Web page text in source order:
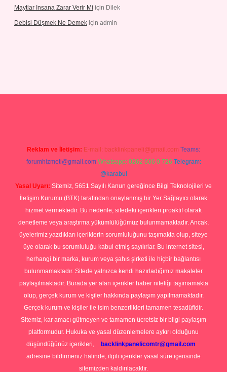
Maytlar Insana Zarar Verir Mi için Dilek
Debisi Düşmek Ne Demek için admin
Reklam ve İletişim: E-mail: backlinkpaneli@gmail.com Teams:
forumhizmeti@gmail.com Whatsapp: 0262 606 0 726 Telegram:
@karabul
Yasal Uyarı: Sitemiz, 5651 Sayılı Kanun gereğince Bilgi Teknolojileri ve
İletişim Kurumu (BTK) tarafından onaylanmış bir Yer Sağlayıcı olarak
hizmet vermektedir. Bu nedenle, sitedeki içerikleri proaktif olarak
denetleme veya araştırma yükümlülüğümüz bulunmamaktadır. Ancak,
üyelerimiz yazdıkları içeriklerin sorumluluğunu taşımakta olup, siteye
üye olarak bu sorumluluğu kabul etmiş sayılırlar. Bu internet sitesi,
herhangi bir marka, kurum veya şahıs şirketi ile hiçbir bağlantısı
bulunmamaktadır. Sitede yalnızca kendi hazırladığımız makaleler
paylaşılmaktadır. Burada yer alan içerikler haber niteliği taşımamakta
olup, gerçek kurum ve kişiler hakkında paylaşım yapılmamaktadır.
Gerçek kurum ve kişiler ile isim benzerlikleri tamamen tesadüfidir.
Sitemiz, kar amacı gütmeyen ve tamamen ücretsiz bir bilgi paylaşım
platformudur. Hukuka ve yasal düzenlemelere aykırı olduğunu
düşündüğünüz içerikleri,
backlinkpanelicomtr@gmail.com
adresine bildirmeniz halinde, ilgili içerikler yasal süre içerisinde
sitemizden kaldırılacaktır.